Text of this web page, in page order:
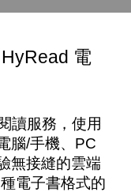
電
讀服務，使用
腦/手機、PC
無接縫的雲端
電子書格式的